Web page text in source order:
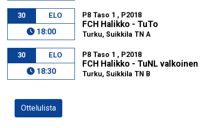
30 ELO
18:00
P8 Taso 1 , P2018
FCH Halikko - TuTo
Turku, Suikkila TN A
30 ELO
18:30
P8 Taso 1 , P2018
FCH Halikko - TuNL valkoinen
Turku, Suikkila TN B
Ottelulista